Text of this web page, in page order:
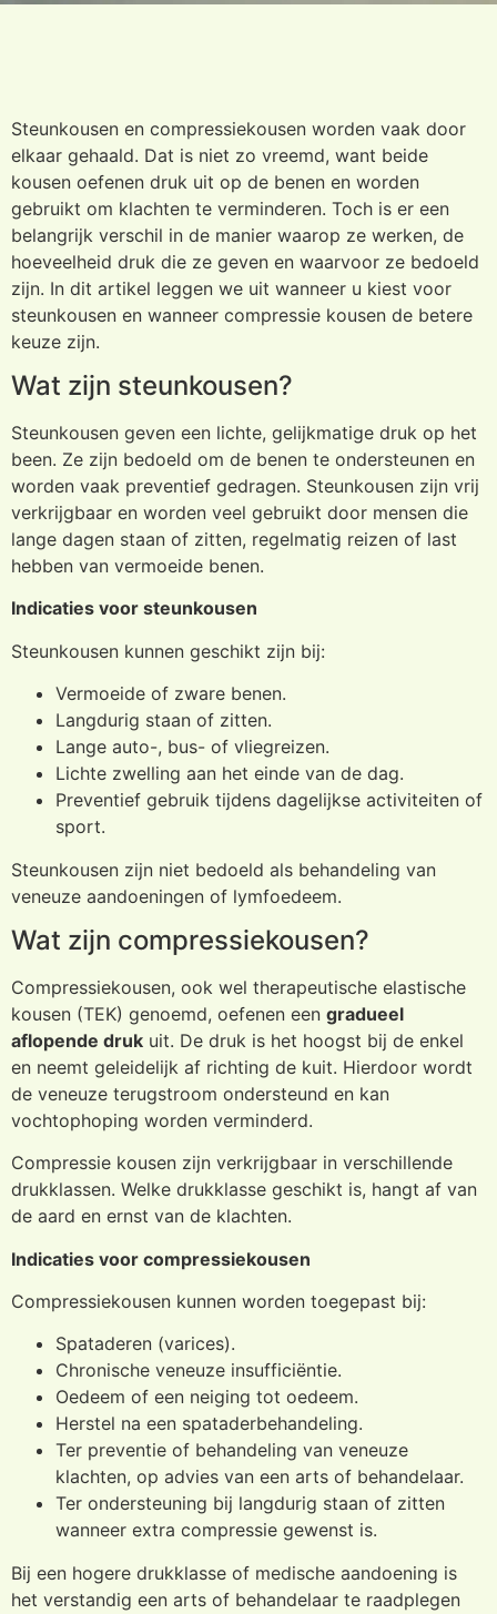
Steunkousen en compressiekousen worden vaak door
elkaar gehaald. Dat is niet zo vreemd, want beide
kousen oefenen druk uit op de benen en worden
gebruikt om klachten te verminderen. Toch is er een
belangrijk verschil in de manier waarop ze werken, de
hoeveelheid druk die ze geven en waarvoor ze bedoeld
zijn. In dit artikel leggen we uit wanneer u kiest voor
steunkousen en wanneer compressie kousen de betere
keuze zijn.
Wat zijn steunkousen?
Steunkousen geven een lichte, gelijkmatige druk op het
been. Ze zijn bedoeld om de benen te ondersteunen en
worden vaak preventief gedragen. Steunkousen zijn vrij
verkrijgbaar en worden veel gebruikt door mensen die
lange dagen staan of zitten, regelmatig reizen of last
hebben van vermoeide benen.
Indicaties voor steunkousen
Steunkousen kunnen geschikt zijn bij:
Vermoeide of zware benen.
Langdurig staan of zitten.
Lange auto-, bus- of vliegreizen.
Lichte zwelling aan het einde van de dag.
Preventief gebruik tijdens dagelijkse activiteiten of
sport.
Steunkousen zijn niet bedoeld als behandeling van
veneuze aandoeningen of lymfoedeem.
Wat zijn compressiekousen?
Compressiekousen, ook wel therapeutische elastische
kousen (TEK) genoemd, oefenen een gradueel
aflopende druk uit. De druk is het hoogst bij de enkel
en neemt geleidelijk af richting de kuit. Hierdoor wordt
de veneuze terugstroom ondersteund en kan
vochtophoping worden verminderd.
Compressie kousen zijn verkrijgbaar in verschillende
drukklassen. Welke drukklasse geschikt is, hangt af van
de aard en ernst van de klachten.
Indicaties voor compressiekousen
Compressiekousen kunnen worden toegepast bij:
Spataderen (varices).
Chronische veneuze insufficiëntie.
Oedeem of een neiging tot oedeem.
Herstel na een spataderbehandeling.
Ter preventie of behandeling van veneuze
klachten, op advies van een arts of behandelaar.
Ter ondersteuning bij langdurig staan of zitten
wanneer extra compressie gewenst is.
Bij een hogere drukklasse of medische aandoening is
het verstandig een arts of behandelaar te raadplegen